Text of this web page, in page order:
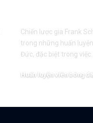
Chiến lược gia Frank
trong những huấn
Đức, đặc biệt trong
Huấn luyện viên bóng